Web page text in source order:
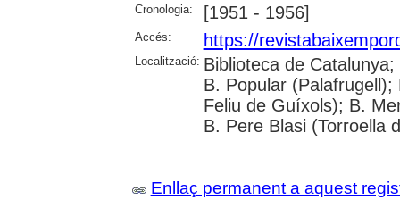
Cronologia: [1951 - 1956]
Accés: https://
Localització: Biblioteca de
B. Popular
Feliu de Guíxols); B.
B. Pere Blasi (Torroella
Enllaç permanent a aquest